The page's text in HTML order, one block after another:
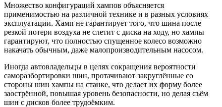
Множество конфигураций хампов объясняется
применимостью на различной технике и в разных условиях
эксплуатации. Хамп не гарантирует того, что шина после
резкой потери воздуха не слетит с диска на ходу, но хампы
гарантируют, что полностью спущенное колесо возможно
накачать обычным, даже малопроизводительным насосом.
Иногда автовладельцы в целях сокращения вероятности
саморазбортировки шин, протачивают закруглённые со
стороны шин хампы на станке, что делает их форму более
заострённой, повышая уровень безопасности, но делая съём
шин с дисков более трудоёмким.